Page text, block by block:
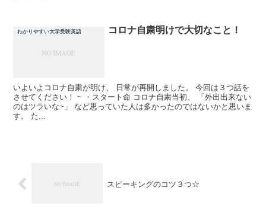
わかりやすい大学受験英語 コロナ自粛明けで大切なこと！
いよいよコロナ自粛が明け、 日常が再開しました。 今回は３つ話を
させてください！ ~ ・スタート命 コロナ自粛当初、 「外出出来ない
のはツラいな~」 など思っていた人は多かったのではないかと思いま
す。 た...
スピーキングのコツ３つ☆